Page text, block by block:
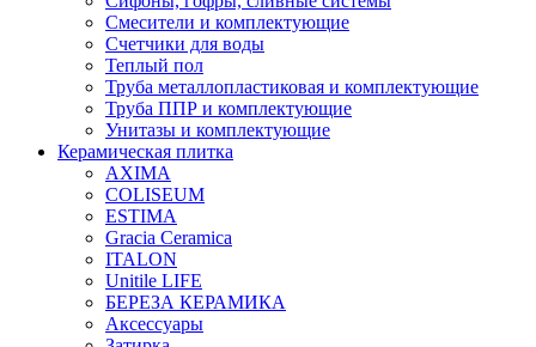
Смесители и комплектующие
Счетчики для воды
Теплый пол
Труба металлопластиковая и комплектующие
Труба ППР и комплектующие
Унитазы и комплектующие
Керамическая плитка
AXIMA
COLISEUM
ESTIMA
Gracia Ceramica
ITALON
Unitile LIFE
БЕРЕЗА КЕРАМИКА
Аксессуары